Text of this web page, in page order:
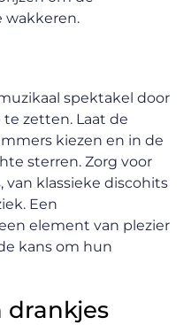
wakkeren.
spektakel door
zetten. Laat de
kiezen en in de
sterren. Zorg voor
van klassieke discohits
Een
element van plezier
kans om hun
drankjes